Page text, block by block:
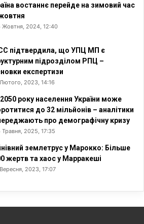
востаннє перейде на зимовий час
Жовтня, 2024, 12:40
підтвердила, що УПЦ МП є
підрозділом РПЦ –
експертизи
2023, 14:16
року населення України може
до 32 мільйонів – аналітики
про демографічну кризу
Травня, 2025, 17:35
землетрус у Марокко: Більше
жертв та хаос у Марракеші
2023, 17:07